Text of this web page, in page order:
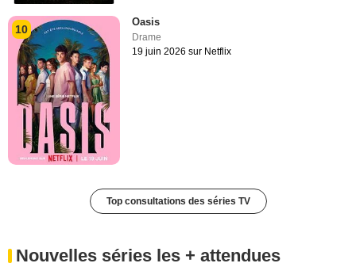
10
Oasis
Drame
19 juin 2026 sur Netflix
Top consultations des séries TV
Nouvelles séries les + attendues